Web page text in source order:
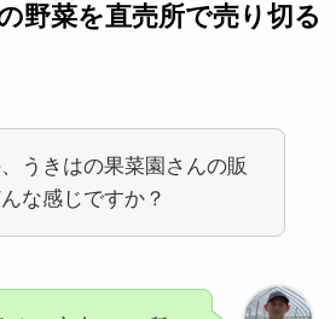
野菜を直売所で売り切る
うきはの果菜園さんの販
な感じですか？